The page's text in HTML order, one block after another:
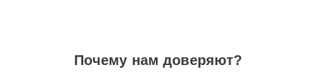
Почему нам доверяют?